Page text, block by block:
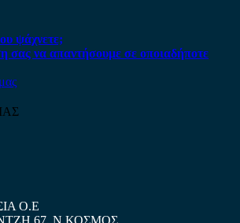
ψάχνετε;
σας να απαντήσουμε σε οποιαδήποτε
Ο.Ε
67, Ν.ΚΟΣΜΟΣ